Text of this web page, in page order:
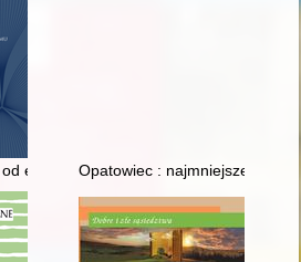
euforii do samotności...?
Opatowiec : najmniejsze